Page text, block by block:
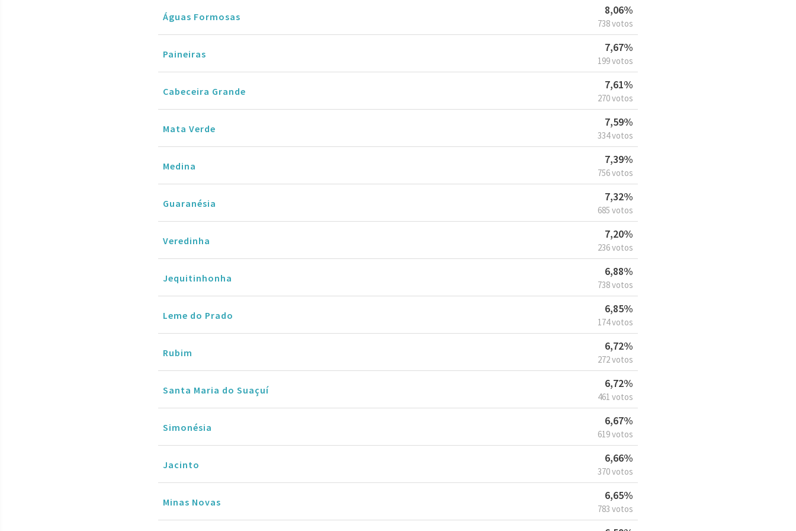
Águas Formosas
8,06%
738 votos
Paineiras
7,67%
199 votos
Cabeceira Grande
7,61%
270 votos
Mata Verde
7,59%
334 votos
Medina
7,39%
756 votos
Guaranésia
7,32%
685 votos
Veredinha
7,20%
236 votos
Jequitinhonha
6,88%
738 votos
Leme do Prado
6,85%
174 votos
Rubim
6,72%
272 votos
Santa Maria do Suaçuí
6,72%
461 votos
Simonésia
6,67%
619 votos
Jacinto
6,66%
370 votos
Minas Novas
6,65%
783 votos